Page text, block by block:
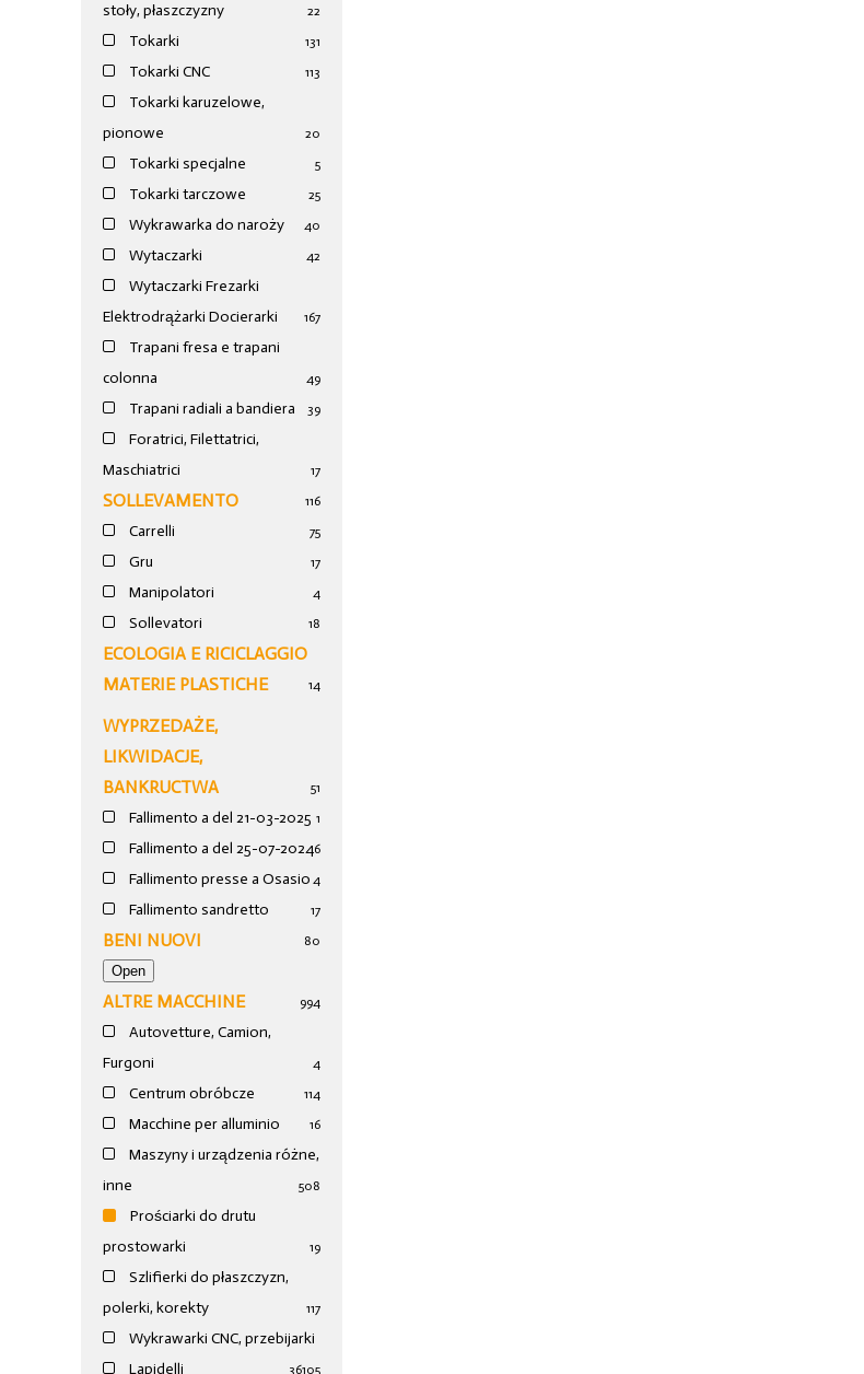
stoły, płaszczyzny
22
Tokarki 131
Tokarki CNC 113
Tokarki karuzelowe,
pionowe
20
Tokarki specjalne 5
Tokarki tarczowe 25
Wykrawarka do naroży 40
Wytaczarki 42
Wytaczarki Frezarki
Elektrodrążarki Docierarki
167
Trapani fresa e trapani
colonna
49
Trapani radiali a bandiera 39
Foratrici, Filettatrici,
Maschiatrici
17
SOLLEVAMENTO 116
Carrelli 75
Gru 17
Manipolatori 4
Sollevatori 18
ECOLOGIA E RICICLAGGIO
MATERIE PLASTICHE
14
WYPRZEDAŻE,
LIKWIDACJE,
BANKRUCTWA
51
Fallimento a del 21-03-2025 1
Fallimento a del 25-07-20246
Fallimento presse a Osasio 4
Fallimento sandretto 17
BENI NUOVI 80
ALTRE MACCHINE 994
Autovetture, Camion,
Furgoni
4
Centrum obróbcze 114
Macchine per alluminio 16
Maszyny i urządzenia różne,
inne
508
Prościarki do drutu
prostowarki
19
Szlifierki do płaszczyzn,
polerki, korekty
117
Wykrawarki CNC, przebijarki
105
Lapidelli 36